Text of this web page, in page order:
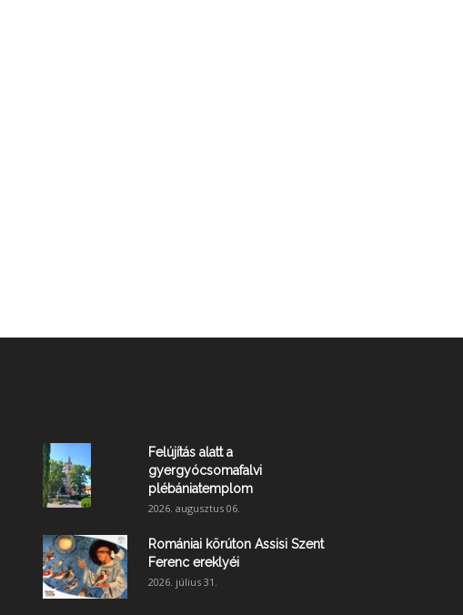
Felújítás alatt a
gyergyócsomafalvi
plébániatemplom
2026. augusztus 06.
Romániai körúton Assisi Szent
Ferenc ereklyéi
2026. július 31.